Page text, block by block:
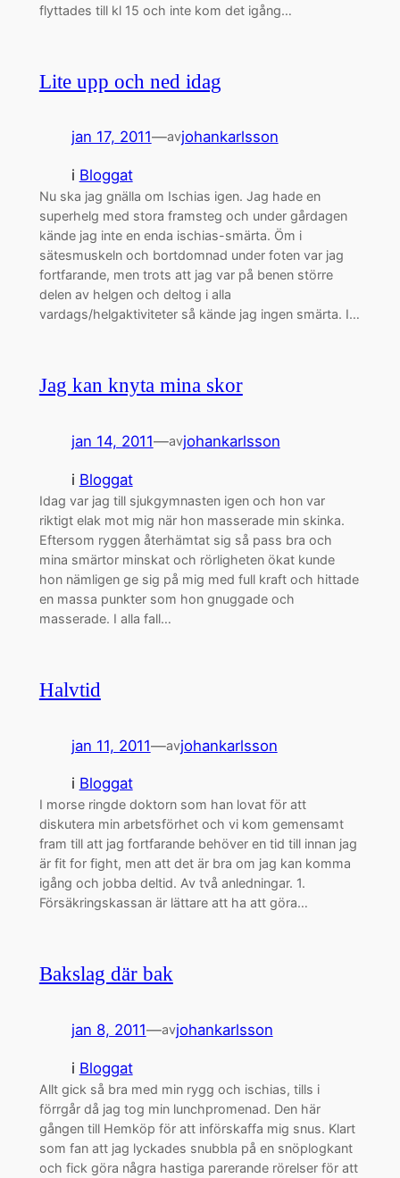
flyttades till kl 15 och inte kom det igång…
Lite upp och ned idag
jan 17, 2011—avjohankarlsson
i Bloggat
Nu ska jag gnälla om Ischias igen. Jag hade en
superhelg med stora framsteg och under gårdagen
kände jag inte en enda ischias-smärta. Öm i
sätesmuskeln och bortdomnad under foten var jag
fortfarande, men trots att jag var på benen större
delen av helgen och deltog i alla
vardags/helgaktiviteter så kände jag ingen smärta. I…
Jag kan knyta mina skor
jan 14, 2011—avjohankarlsson
i Bloggat
Idag var jag till sjukgymnasten igen och hon var
riktigt elak mot mig när hon masserade min skinka.
Eftersom ryggen återhämtat sig så pass bra och
mina smärtor minskat och rörligheten ökat kunde
hon nämligen ge sig på mig med full kraft och hittade
en massa punkter som hon gnuggade och
masserade. I alla fall…
Halvtid
jan 11, 2011—avjohankarlsson
i Bloggat
I morse ringde doktorn som han lovat för att
diskutera min arbetsförhet och vi kom gemensamt
fram till att jag fortfarande behöver en tid till innan jag
är fit for fight, men att det är bra om jag kan komma
igång och jobba deltid. Av två anledningar. 1.
Försäkringskassan är lättare att ha att göra…
Bakslag där bak
jan 8, 2011—avjohankarlsson
i Bloggat
Allt gick så bra med min rygg och ischias, tills i
förrgår då jag tog min lunchpromenad. Den här
gången till Hemköp för att införskaffa mig snus. Klart
som fan att jag lyckades snubbla på en snöplogkant
och fick göra några hastiga parerande rörelser för att